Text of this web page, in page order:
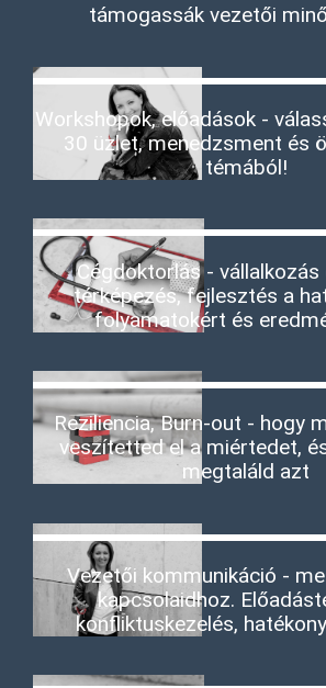
támogassák vezetői
Workshopok, előadások -
30 üzlet, menedzsment és
témából!
Cégdoktorlás - vállalkozás
térképezés, fejlesztés a
folyamatokért és
Reziliencia, Burn-out - hogy
veszítetted el a miértedet,
megtaláld azt
Vezetői kommunikáció -
kapcsolaidhoz.
konfliktuskezelés,